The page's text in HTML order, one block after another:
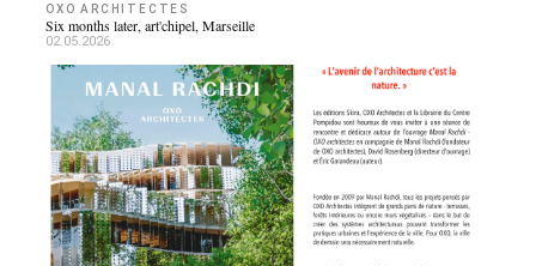
OXO ARCHITECTES
Six months later, art'chipel, Marseille
02.05.2026